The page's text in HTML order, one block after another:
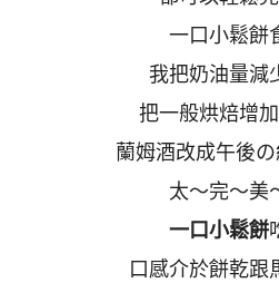
一口小鬆餅
我把奶油量減
把一般烘焙增
蘭姆酒改成午後の
太～完～美
一口小鬆餅
口感介於餅乾跟